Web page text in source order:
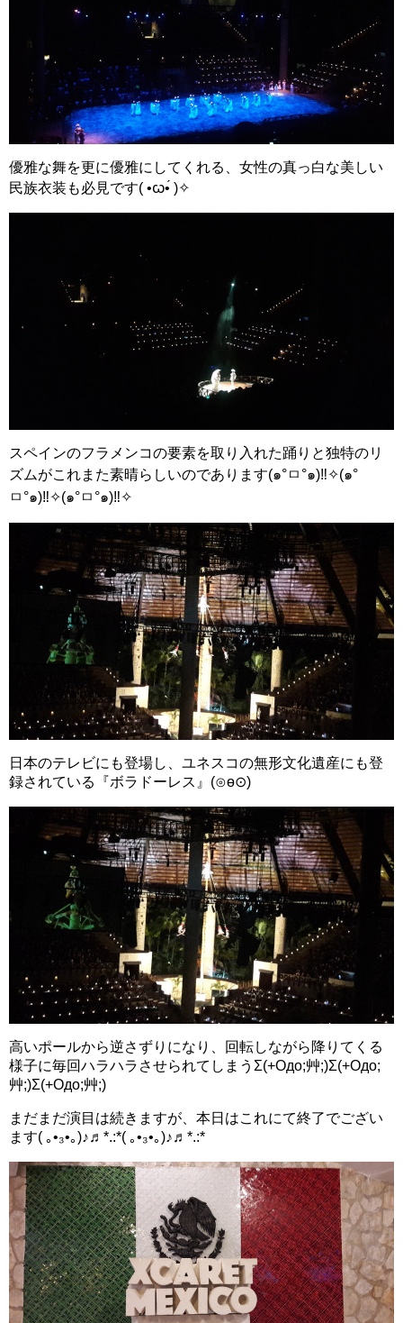
優雅な舞を更に優雅にしてくれる、女性の真っ白な美しい
民族衣装も必見です( •ꙍ•́ )✧
スペインのフラメンコの要素を取り入れた踊りと独特のリ
ズムがこれまた素晴らしいのであります(๑°ㅁ°๑)‼✧(๑°
ㅁ°๑)‼✧(๑°ㅁ°๑)‼✧
日本のテレビにも登場し、ユネスコの無形文化遺産にも登
録されている『ボラドーレス』(⊙ө⊙)
高いポールから逆さずりになり、回転しながら降りてくる
様子に毎回ハラハラさせられてしまうΣ(+Oдo;艸;)Σ(+Oдo;
艸;)Σ(+Oдo;艸;)
まだまだ演目は続きますが、本日はこれにて終了でござい
ます( ｡•₃•｡)♪♬*.:*( ｡•₃•｡)♪♬*.:*